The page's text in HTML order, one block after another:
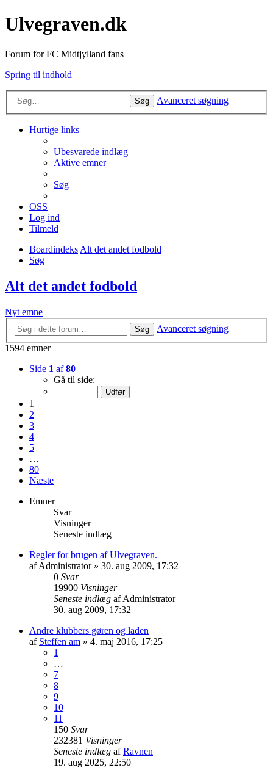
Ulvegraven.dk
Forum for FC Midtjylland fans
Spring til indhold
Søg Avanceret søgning
Hurtige links
Ubesvarede indlæg
Aktive emner
Søg
OSS
Log ind
Tilmeld
BoardindeksAlt det andet fodbold
Søg
Alt det andet fodbold
Nyt emne
Søg
Avanceret søgning
1594 emner
Side 1 af80
Gå til side:
1
2
3
4
5
…
80
Næste
Emner
Svar
Visninger
Seneste indlæg
Regler for brugen af Ulvegraven.
afAdministrator» 30. aug 2009, 17:32
0 Svar
19900 Visninger
Seneste indlæg afAdministrator
30. aug 2009, 17:32
Andre klubbers gøren og laden
af Steffen am » 4. maj 2016, 17:25
1
…
7
8
9
10
11
150 Svar
232381 Visninger
Seneste indlæg afRavnen
19. aug 2025, 22:50